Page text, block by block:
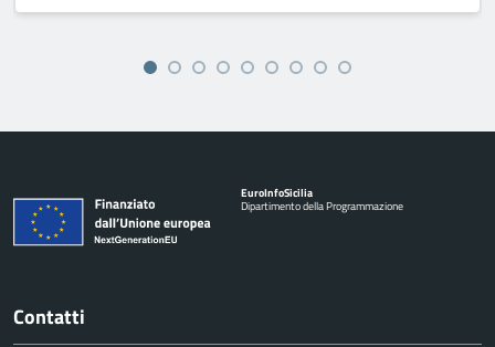
EuroInfoSicilia
Dipartimento della Programmazione
Contatti